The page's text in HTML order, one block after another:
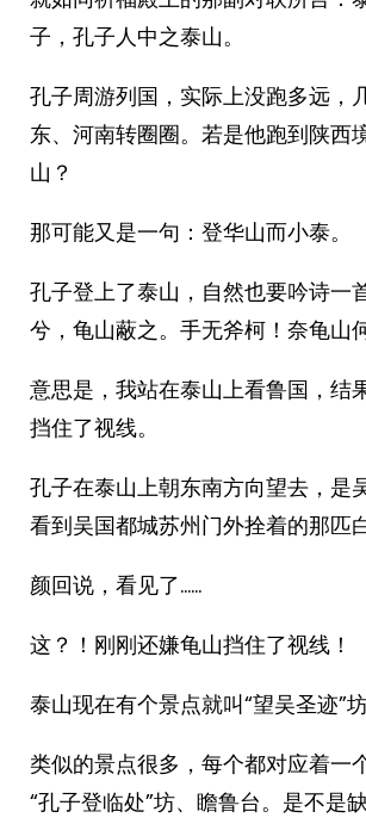
子，孔子人中之泰山。
孔子周游列国，实际上没跑多远，
东、河南转圈圈。若是他跑到陕西
山？
那可能又是一句：登华山而小泰。
孔子登上了泰山，自然也要吟诗一
兮，龟山蔽之。手无斧柯！奈龟山
意思是，我站在泰山上看鲁国，结
挡住了视线。
孔子在泰山上朝东南方向望去，是
看到吴国都城苏州门外拴着的那匹
颜回说，看见了……
这？！刚刚还嫌龟山挡住了视线！
泰山现在有个景点就叫“望吴圣迹”坊
类似的景点很多，每个都对应着一
“孔子登临处”坊、瞻鲁台。是不是